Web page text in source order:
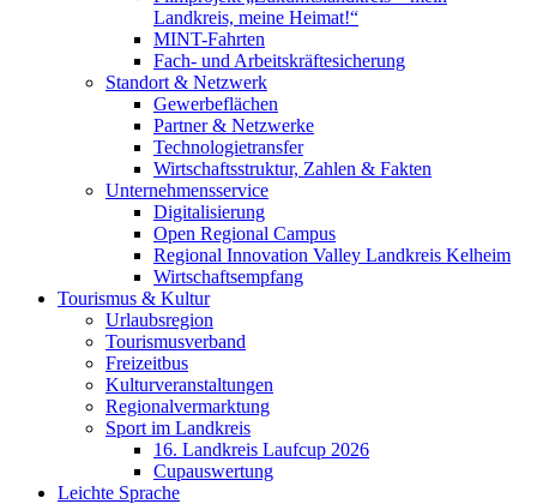
Landkreis, meine Heimat!“
MINT-Fahrten
Fach- und Arbeitskräftesicherung
Standort & Netzwerk
Gewerbeflächen
Partner & Netzwerke
Technologietransfer
Wirtschaftsstruktur, Zahlen & Fakten
Unternehmensservice
Digitalisierung
Open Regional Campus
Regional Innovation Valley Landkreis Kelheim
Wirtschaftsempfang
Tourismus & Kultur
Urlaubsregion
Tourismusverband
Freizeitbus
Kulturveranstaltungen
Regionalvermarktung
Sport im Landkreis
16. Landkreis Laufcup 2026
Cupauswertung
Leichte Sprache